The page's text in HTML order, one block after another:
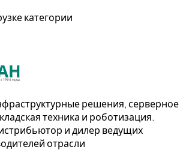
категории
решения, серверное
техника и роботизация.
и дилер ведущих
отрасли